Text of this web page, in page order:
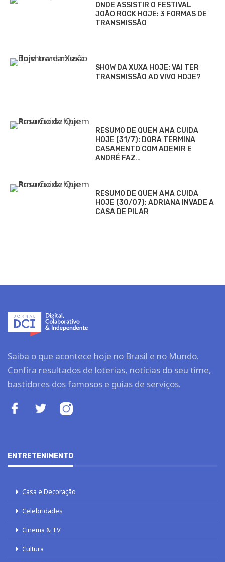
ONDE ASSISTIR O FESTIVAL
JOÃO ROCK HOJE: 3 FORMAS DE
TRANSMISSÃO
SHOW DA XUXA HOJE: VAI TER
TRANSMISSÃO AO VIVO HOJE?
RESUMO DE QUEM AMA CUIDA
HOJE (31/7): DORA TERMINA
CASAMENTO COM ADEMIR E
ANDRÉ FAZ…
RESUMO DE QUEM AMA CUIDA
HOJE (30/07): ADRIANA INVADE A
CASA DE PILAR
Saiba o que acontece hoje no Brasil e no Mundo.
Confira resultados de loterias, notícias do seu time,
bastidores dos famosos e guias de serviços.
ENTRETENIMENTO
Casa e Decoração
Celebridades
Cinema & TV
Cultura